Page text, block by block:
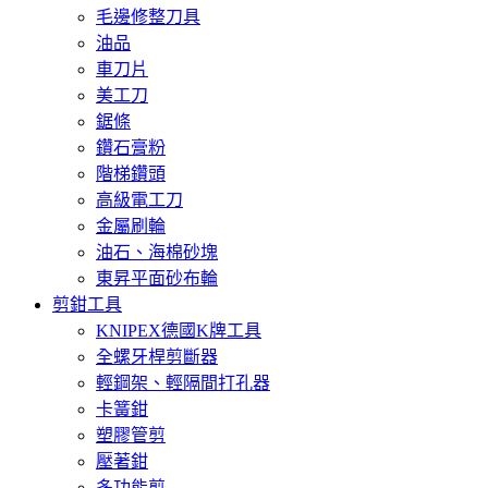
毛邊修整刀具
油品
車刀片
美工刀
鋸條
鑽石膏粉
階梯鑽頭
高級電工刀
金屬刷輪
油石、海棉砂塊
東昇平面砂布輪
剪鉗工具
KNIPEX德國K牌工具
全螺牙桿剪斷器
輕鋼架、輕隔間打孔器
卡簧鉗
塑膠管剪
壓著鉗